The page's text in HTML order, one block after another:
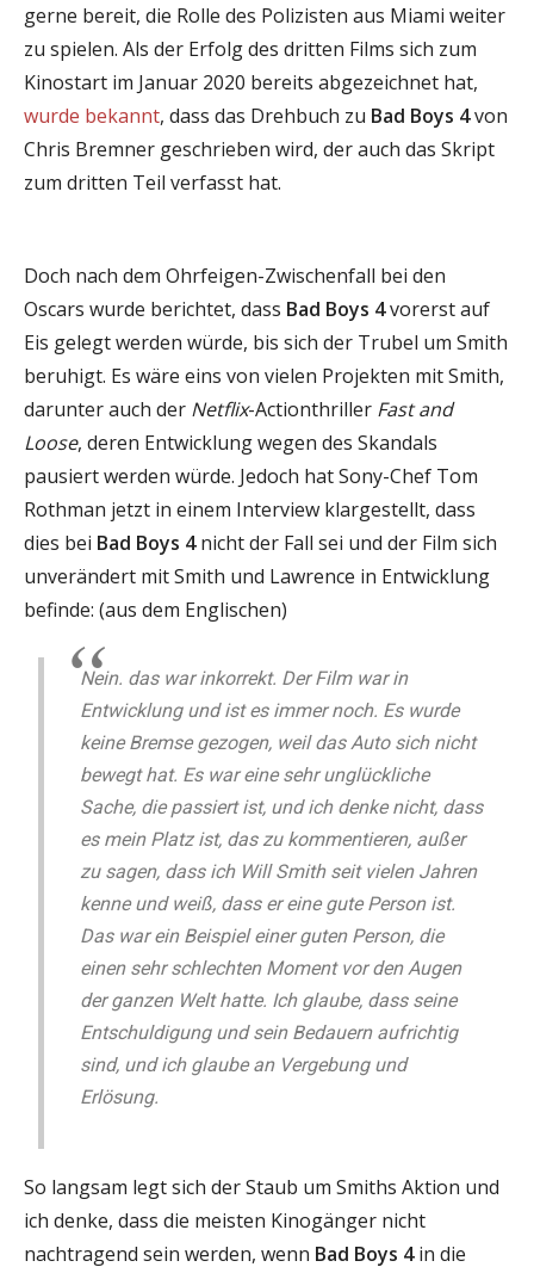
gerne bereit, die Rolle des Polizisten aus Miami weiter
zu spielen. Als der Erfolg des dritten Films sich zum
Kinostart im Januar 2020 bereits abgezeichnet hat,
wurde bekannt, dass das Drehbuch zu Bad Boys 4von
Chris Bremner geschrieben wird, der auch das Skript
zum dritten Teil verfasst hat.
Doch nach dem Ohrfeigen-Zwischenfall bei den
Oscars wurde berichtet, dass Bad Boys 4vorerst auf
Eis gelegt werden würde, bis sich der Trubel um Smith
beruhigt. Es wäre eins von vielen Projekten mit Smith,
darunter auch der Netflix-Actionthriller Fast and
Loose, deren Entwicklung wegen des Skandals
pausiert werden würde. Jedoch hat Sony-Chef Tom
Rothman jetzt in einem Interview klargestellt, dass
dies bei Bad Boys 4nicht der Fall sei und der Film sich
unverändert mit Smith und Lawrence in Entwicklung
befinde: (aus dem Englischen)
Nein. das war inkorrekt. Der Film war in
Entwicklung und ist es immer noch. Es wurde
keine Bremse gezogen, weil das Auto sich nicht
bewegt hat. Es war eine sehr unglückliche
Sache, die passiert ist, und ich denke nicht, dass
es mein Platz ist, das zu kommentieren, außer
zu sagen, dass ich Will Smith seit vielen Jahren
kenne und weiß, dass er eine gute Person ist.
Das war ein Beispiel einer guten Person, die
einen sehr schlechten Moment vor den Augen
der ganzen Welt hatte. Ich glaube, dass seine
Entschuldigung und sein Bedauern aufrichtig
sind, und ich glaube an Vergebung und
Erlösung.
So langsam legt sich der Staub um Smiths Aktion und
ich denke, dass die meisten Kinogänger nicht
nachtragend sein werden, wenn Bad Boys 4in die